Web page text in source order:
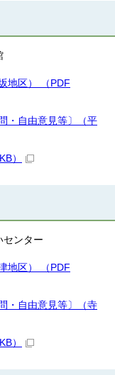
地区） （PDF
・自由意見等〕（平
）
センター
地区） （PDF
・自由意見等〕（寺
）